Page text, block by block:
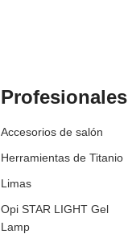
Profesionales
Accesorios de salón
Herramientas de Titanio
Limas
Opi STAR LIGHT Gel
Lamp